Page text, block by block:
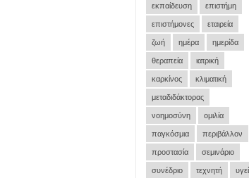
εκπαίδευση επιστήμη
επιστήμονες εταιρεία
ζωή ημέρα ημερίδα
θεραπεία ιατρική
καρκίνος κλιματική
μεταδιδάκτορας
νοημοσύνη ομιλία
παγκόσμια περιβάλλον
προστασία σεμινάριο
συνέδριο τεχνητή